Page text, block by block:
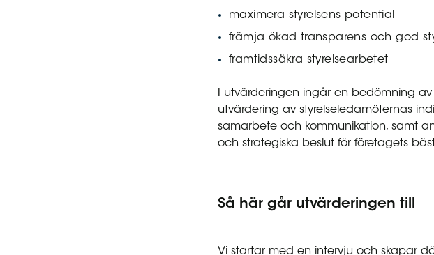
maximera styrelsens potential
främja ökad transparens och god
framtidssäkra styrelsearbetet
I utvärderingen ingår en bedömning av
utvärdering av styrelseledamöternas
samarbete och kommunikation, samt
och strategiska beslut för företagets
Så här går utvärderingen till
Vi startar med en intervju och skapar